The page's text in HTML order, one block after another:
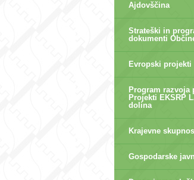
Ajdovščina
Strateški in
dokumenti
Evropski projekti
Program razvoja
Projekti EKSRP
dolina
Krajevne
Gospodarske